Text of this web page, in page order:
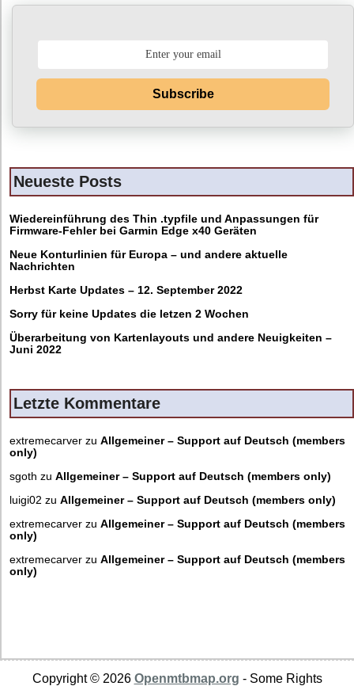
Subscribe
Neueste Posts
Wiedereinführung des Thin .typfile und Anpassungen für
Firmware-Fehler bei Garmin Edge x40 Geräten
Neue Konturlinien für Europa – und andere aktuelle
Nachrichten
Herbst Karte Updates – 12. September 2022
Sorry für keine Updates die letzen 2 Wochen
Überarbeitung von Kartenlayouts und andere Neuigkeiten –
Juni 2022
Letzte Kommentare
extremecarver zu Allgemeiner – Support auf Deutsch (members
only)
sgoth zu Allgemeiner – Support auf Deutsch (members only)
luigi02 zu Allgemeiner – Support auf Deutsch (members only)
extremecarver zu Allgemeiner – Support auf Deutsch (members
only)
extremecarver zu Allgemeiner – Support auf Deutsch (members
only)
Copyright © 2026 Openmtbmap.org - Some Rights